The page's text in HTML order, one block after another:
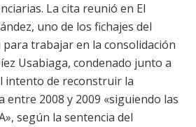
La cita reunió en El
uno de los fichajes del
trabajar en la consolidación
Usabiaga, condenado junto a
intento de reconstruir la
entre 2008 y 2009 «siguiendo las
según la sentencia del